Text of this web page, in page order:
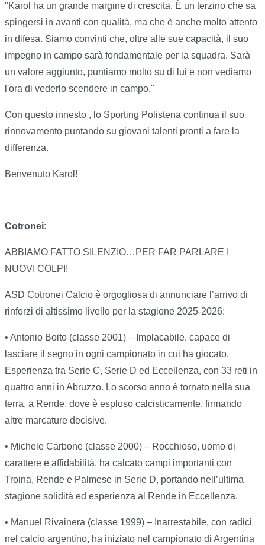
"Karol ha un grande margine di crescita. È un terzino che sa
spingersi in avanti con qualità, ma che è anche molto attento
in difesa. Siamo convinti che, oltre alle sue capacità, il suo
impegno in campo sarà fondamentale per la squadra. Sarà
un valore aggiunto, puntiamo molto su di lui e non vediamo
l'ora di vederlo scendere in campo."
Con questo innesto , lo Sporting Polistena continua il suo
rinnovamento puntando su giovani talenti pronti a fare la
differenza.
Benvenuto Karol!
Cotronei:
ABBIAMO FATTO SILENZIO…PER FAR PARLARE I
NUOVI COLPI!
ASD Cotronei Calcio è orgogliosa di annunciare l’arrivo di
rinforzi di altissimo livello per la stagione 2025-2026:
• Antonio Boito (classe 2001) – Implacabile, capace di
lasciare il segno in ogni campionato in cui ha giocato.
Esperienza tra Serie C, Serie D ed Eccellenza, con 33 reti in
quattro anni in Abruzzo. Lo scorso anno è tornato nella sua
terra, a Rende, dove è esploso calcisticamente, firmando
altre marcature decisive.
• Michele Carbone (classe 2000) – Rocchioso, uomo di
carattere e affidabilità, ha calcato campi importanti con
Troina, Rende e Palmese in Serie D, portando nell’ultima
stagione solidità ed esperienza al Rende in Eccellenza.
• Manuel Rivainera (classe 1999) – Inarrestabile, con radici
nel calcio argentino, ha iniziato nel campionato di Argentina